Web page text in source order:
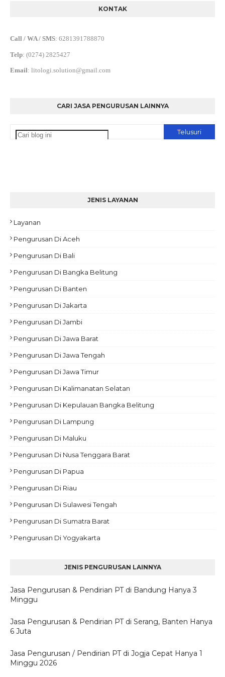
KONTAK
Call / WA / SMS: 6281391788870
Telp: (0274) 2825427
Email: litologi.solution@gmail.com
CARI JASA PENGURUSAN LAINNYA
JENIS LAYANAN
Layanan
Pengurusan Di Aceh
Pengurusan Di Bali
Pengurusan Di Bangka Belitung
Pengurusan Di Banten
Pengurusan Di Jakarta
Pengurusan Di Jambi
Pengurusan Di Jawa Barat
Pengurusan Di Jawa Tengah
Pengurusan Di Jawa Timur
Pengurusan Di Kalimanatan Selatan
Pengurusan Di Kepulauan Bangka Belitung
Pengurusan Di Lampung
Pengurusan Di Maluku
Pengurusan Di Nusa Tenggara Barat
Pengurusan Di Papua
Pengurusan Di Riau
Pengurusan Di Sulawesi Tengah
Pengurusan Di Sumatra Barat
Pengurusan Di Yogyakarta
JENIS PENGURUSAN LAINNYA
Jasa Pengurusan & Pendirian PT di Bandung Hanya 3
Minggu
Jasa Pengurusan & Pendirian PT di Serang, Banten Hanya
6 Juta
Jasa Pengurusan / Pendirian PT di Jogja Cepat Hanya 1
Minggu 2026